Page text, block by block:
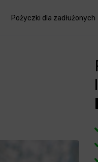
Pożyczki dla zadłużonych